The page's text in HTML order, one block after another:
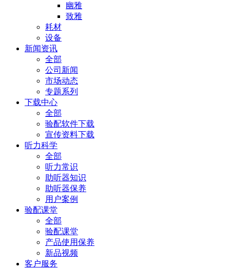
幽雅
致雅
耗材
设备
新闻资讯
全部
公司新闻
市场动态
专题系列
下载中心
全部
验配软件下载
宣传资料下载
听力科学
全部
听力常识
助听器知识
助听器保养
用户案例
验配课堂
全部
验配课堂
产品使用保养
新品视频
客户服务